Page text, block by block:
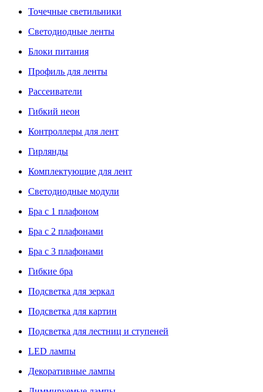
Точечные светильники
Светодиодные ленты
Блоки питания
Профиль для ленты
Рассеиватели
Гибкий неон
Контроллеры для лент
Гирлянды
Комплектующие для лент
Светодиодные модули
Бра с 1 плафоном
Бра с 2 плафонами
Бра с 3 плафонами
Гибкие бра
Подсветка для зеркал
Подсветка для картин
Подсветка для лестниц и ступеней
LED лампы
Декоративные лампы